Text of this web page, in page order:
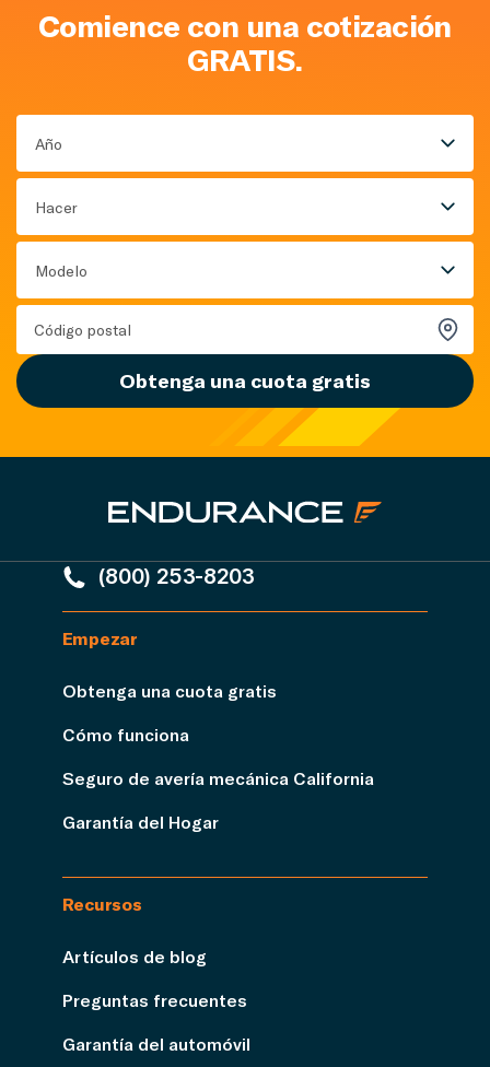
Comience con una cotización
GRATIS.
Año
Hacer
Modelo
Obtenga una cuota gratis
(800) 253-8203
Empezar
Obtenga una cuota gratis
Cómo funciona
Seguro de avería mecánica California
Garantía del Hogar
Recursos
Artículos de blog
Preguntas frecuentes
Garantía del automóvil